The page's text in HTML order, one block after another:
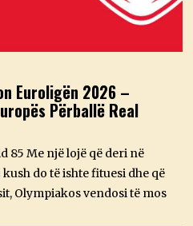
Euroligën 2026 –
Përballë Real
85 Me një lojë që deri në
do të ishte fituesi dhe që
Olympiakos vendosi të mos